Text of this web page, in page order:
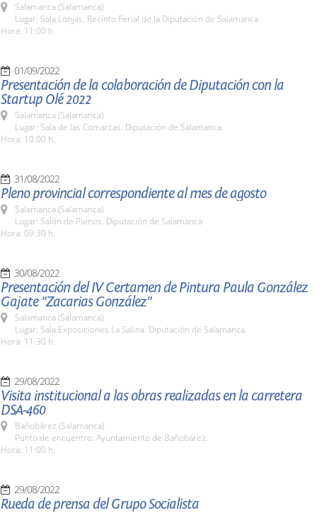
Salamanca (Salamanca)
Lugar: Sala Lonjas. Recinto Ferial de la Diputación de Salamanca
Hora: 11:00 h.
01/09/2022
Presentación de la colaboración de Diputación con la
Startup Olé 2022
Salamanca (Salamanca)
Lugar: Sala de las Comarcas. Diputación de Salamanca
Hora: 10:00 h.
31/08/2022
Pleno provincial correspondiente al mes de agosto
Salamanca (Salamanca)
Lugar: Salón de Plenos. Diputación de Salamanca
Hora: 09:30 h.
30/08/2022
Presentación del IV Certamen de Pintura Paula González
Gajate "Zacarias González"
Salamanca (Salamanca)
Lugar: Sala Exposiciones La Salina. Diputación de Salamanca
Hora: 11:30 h.
29/08/2022
Visita institucional a las obras realizadas en la carretera
DSA-460
Bañobárez (Salamanca)
Punto de encuentro: Ayuntamiento de Bañobárez.
Hora: 11:00 h.
29/08/2022
Rueda de prensa del Grupo Socialista